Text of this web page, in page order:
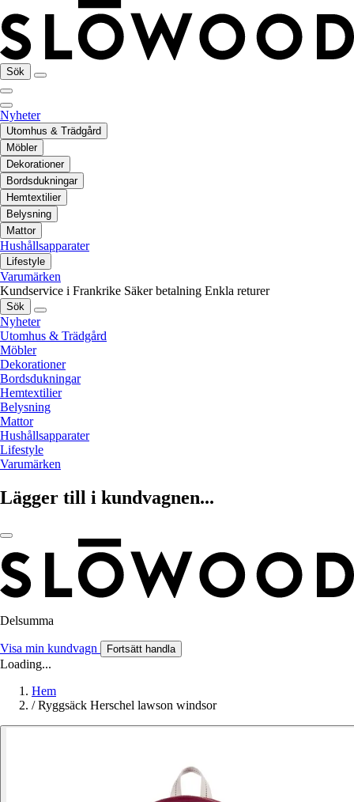
Sök
Nyheter
Utomhus & Trädgård
Möbler
Dekorationer
Bordsdukningar
Hemtextilier
Belysning
Mattor
Hushållsapparater
Lifestyle
Varumärken
Kundservice i Frankrike Säker betalning Enkla returer
Sök
Nyheter
Utomhus & Trädgård
Möbler
Dekorationer
Bordsdukningar
Hemtextilier
Belysning
Mattor
Hushållsapparater
Lifestyle
Varumärken
Lägger till i kundvagnen...
Delsumma
Visa min kundvagn Fortsätt handla
Loading...
Hem
/ Ryggsäck Herschel lawson windsor